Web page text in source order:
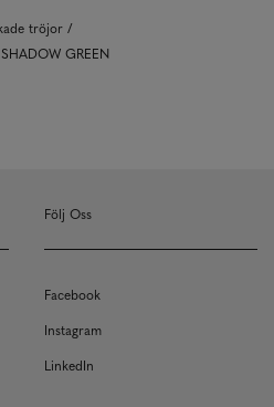
tröjor
GREEN
Följ Oss
Facebook
Instagram
LinkedIn